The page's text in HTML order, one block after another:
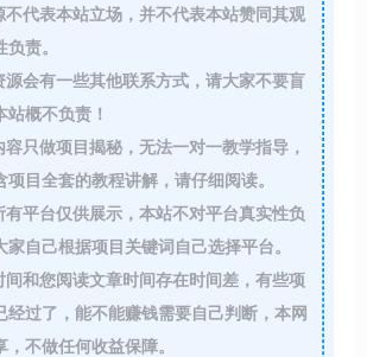
代表本站立场，并不代表本站赞同其观
责。
会有一些其他联系方式，请大家不要盲
概不负责！
只做项目揭秘，无法一对一教学指导，
目全套的教程讲解，请仔细阅读。
平台仅供展示，本站不对平台真实性负
自己根据项目关键词自己选择平台。
和您阅读文章时间存在时间差，有些项
经过了，能不能赚钱需要自己判断，本网
不做任何收益保障。